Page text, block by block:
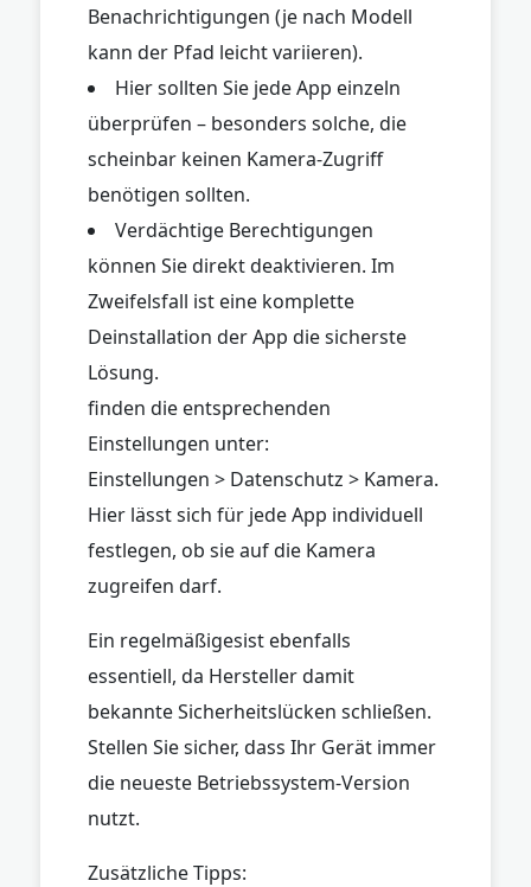
Benachrichtigungen (je nach Modell
kann der Pfad leicht variieren).
Hier sollten Sie jede App einzeln
überprüfen – besonders solche, die
scheinbar keinen Kamera-Zugriff
benötigen sollten.
Verdächtige Berechtigungen
können Sie direkt deaktivieren. Im
Zweifelsfall ist eine komplette
Deinstallation der App die sicherste
Lösung.
finden die entsprechenden
Einstellungen unter:
Einstellungen > Datenschutz > Kamera.
Hier lässt sich für jede App individuell
festlegen, ob sie auf die Kamera
zugreifen darf.
Ein regelmäßigesist ebenfalls
essentiell, da Hersteller damit
bekannte Sicherheitslücken schließen.
Stellen Sie sicher, dass Ihr Gerät immer
die neueste Betriebssystem-Version
nutzt.
Zusätzliche Tipps: